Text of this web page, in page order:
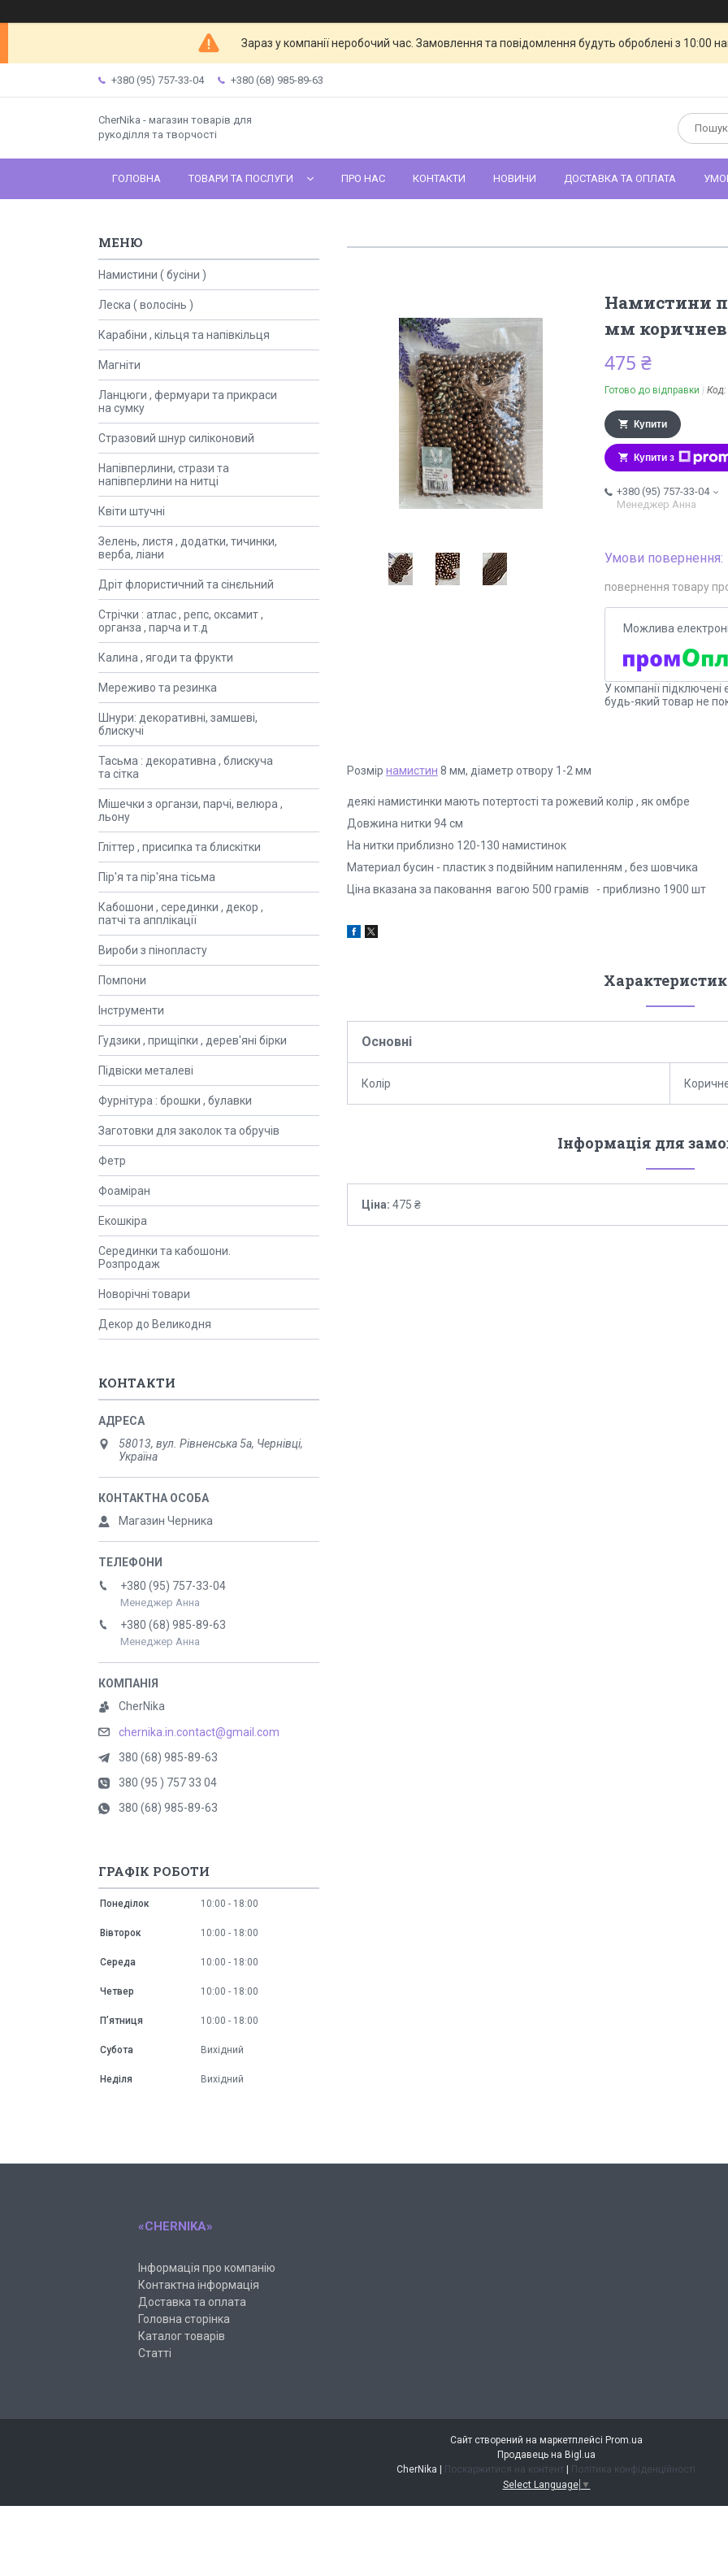
Зараз у компанії неробочий час. Замовлення та повідомлення будуть оброблені з 10:00
+380 (95) 757-33-04 +380 (68) 985-89-63
CherNika - магазин товарів для
рукоділля та творчості
ГОЛОВНА ТОВАРИ ТА ПОСЛУГИ ПРО НАС КОНТАКТИ НОВИНИ ДОСТАВКА ТА ОПЛАТА
Намистини
мм
475 ₴
Готово до відправки Код:
Купити
Купити з
+380 (95) 757-33-04
Менеджер Анна
повернення товару
У компанії
будь-який товар не
Розмір намистин 8 мм, діаметр отвору 1-2 мм
деякі намистинки мають потертості та рожевий колір , як омбре
Довжина нитки 94 см
На нитки приблизно 120-130 намистинок
Материал бусин - пластик з подвійним напиленням , без шовчика
Ціна вказана за паковання вагою 500 грамів - приблизно 1900 шт
Основні
Колір
Інформація для
Ціна: 475 ₴
Намистини ( бусіни )
Леска ( волосінь )
Карабіни , кільця та напівкільця
Магніти
Ланцюги , фермуари та прикраси
на сумку
Стразовий шнур силіконовий
Напівперлини, стрази та
напівперлини на нитці
Квіти штучні
Зелень, листя , додатки, тичинки,
верба, ліани
Дріт флористичний та сінєльний
Стрічки : атлас , репс, оксамит ,
органза , парча и т.д
Калина , ягоди та фрукти
Мереживо та резинка
Шнури: декоративні, замшеві,
блискучі
Тасьма : декоративна , блискуча
та сітка
Мішечки з органзи, парчі, велюра ,
льону
Гліттер , присипка та блискітки
Пір'я та пір'яна тісьма
Кабошони , серединки , декор ,
патчі та апплікації
Вироби з пінопласту
Помпони
Інструменти
Гудзики , прищіпки , дерев'яні бірки
Підвіски металеві
Фурнітура : брошки , булавки
Заготовки для заколок та обручів
Фетр
Фоаміран
Екошкіра
Серединки та кабошони.
Розпродаж
Новорічні товари
Декор до Великодня
КОНТАКТИ
58013, вул. Рівненська 5а, Чернівці,
Україна
Магазин Черника
+380 (95) 757-33-04
Менеджер Анна
+380 (68) 985-89-63
Менеджер Анна
CherNika
chernika.in.contact@gmail.com
380 (68) 985-89-63
380 (95 ) 757 33 04
380 (68) 985-89-63
ГРАФІК РОБОТИ
Понеділок 10:00 18:00
Вівторок 10:00 18:00
Середа 10:00 18:00
Четвер 10:00 18:00
Пʼятниця 10:00 18:00
Субота Вихідний
Неділя Вихідний
«CHERNIKA»
Інформація про компанію
Контактна інформація
Доставка та оплата
Головна сторінка
Каталог товарів
Статті
Сайт створений на маркетплейсі Prom.ua
Продавець на Bigl.ua
Поскаржитися на контент
Політика конфіденційності
Select Language ▼